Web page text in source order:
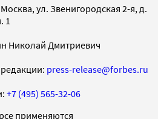
ул. Звенигородская 2-я, д.
1
Николай Дмитриевич
press-release@forbes.ru
+7 (495) 565-32-06
применяются